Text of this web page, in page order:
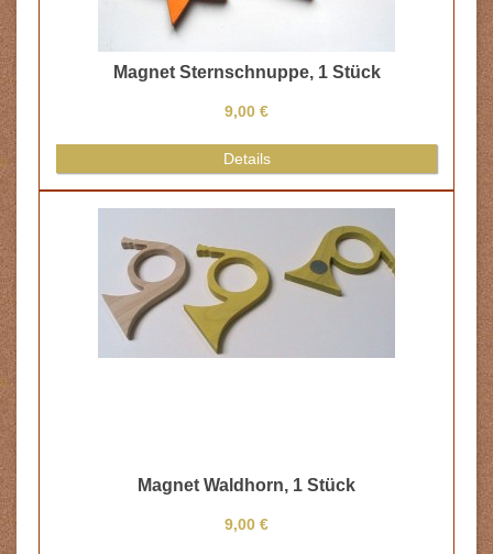
Magnet Sternschnuppe, 1 Stück
9,00 €
Details
Magnet Waldhorn, 1 Stück
9,00 €